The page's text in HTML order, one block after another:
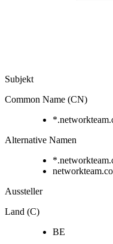
Subjekt
Common Name (CN)
Alternative Namen
Aussteller
Land (C)
BE